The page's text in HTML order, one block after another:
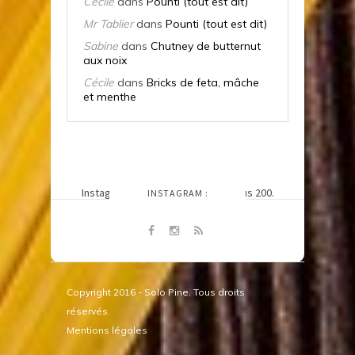
Mr Tablierdans Pounti (tout est dit)
Sabine dans Chutney de butternut
aux noix
Cécile dans Bricks de feta, mâche
et menthe
INSTAGRAM :
Instagram n'a pas retourné le status 200.
Copyright 2016 - Solo Pine. Tous droits
réservés.
Mentions légales